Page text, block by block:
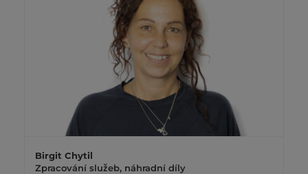
Birgit Chytil
Zpracování služeb, náhradní díly